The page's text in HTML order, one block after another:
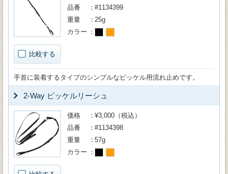
比較する
品番
#1134399
重量
25g
カラー
手首に装着するタイプのシンプルなピッケル用流れ止めです。
2-Way ピッケルリーシュ
価格
¥3,000（税込）
品番
#1134398
重量
57g
カラー